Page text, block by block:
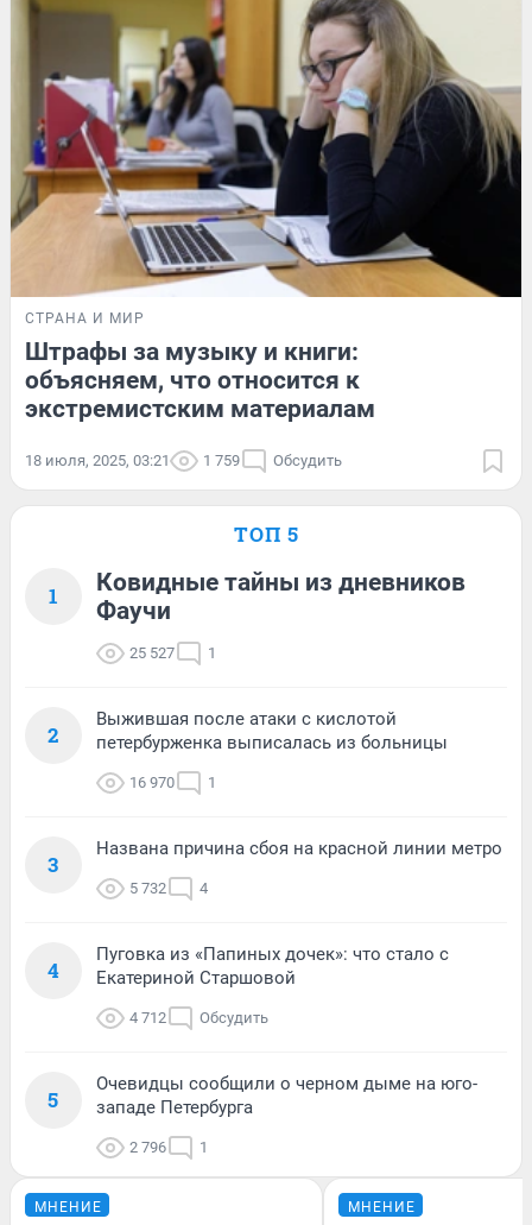
СТРАНА И МИР
Штрафы за музыку и книги:
объясняем, что относится к
экстремистским материалам
18 июля, 2025, 03:21 1 759 Обсудить
ТОП 5
1
Ковидные тайны из дневников
Фаучи
25 527 1
2
Выжившая после атаки с кислотой
петербурженка выписалась из больницы
16 970 1
3
Названа причина сбоя на красной линии метро
5 732 4
4
Пуговка из «Папиных дочек»: что стало с
Екатериной Старшовой
4 712 Обсудить
5
Очевидцы сообщили о черном дыме на юго-
западе Петербурга
2 796 1
МНЕНИЕ МНЕНИЕ